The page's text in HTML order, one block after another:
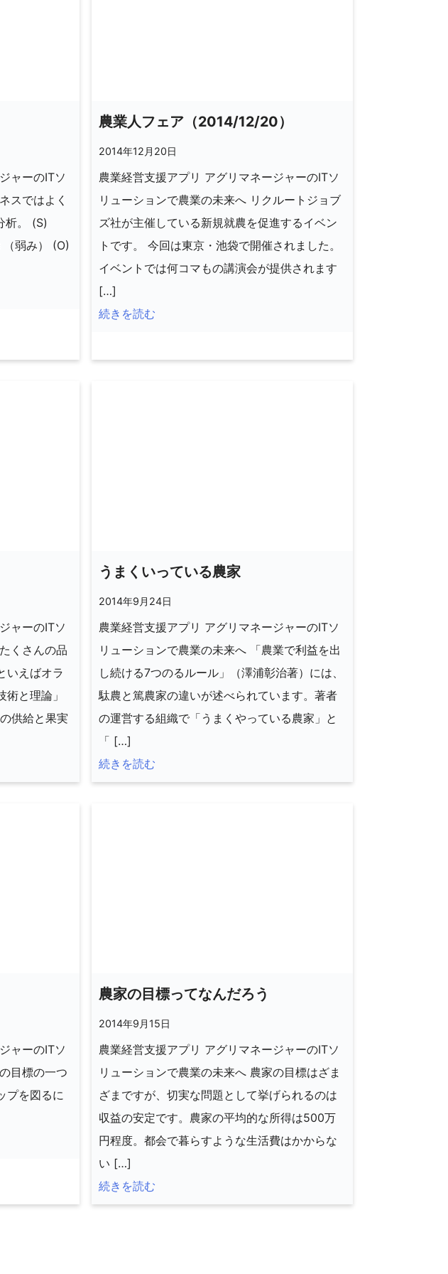
ャーのITソ
スではよく
析。 (S)
弱み） (O)
農業人フェア（2014/12/20）
2014年12月20日
農業経営支援アプリ アグリマネージャーのITソ
リューションで農業の未来へ リクルートジョブ
ズ社が主催している新規就農を促進するイベン
トです。 今回は東京・池袋で開催されました。
イベントでは何コマもの講演会が提供されます
[…]
続きを読む
ャーのITソ
くさんの品
いえばオラ
と理論」
供給と果実
うまくいっている農家
2014年9月24日
農業経営支援アプリ アグリマネージャーのITソ
リューションで農業の未来へ 「農業で利益を出
し続ける7つのるルール」（澤浦彰治著）には、
駄農と篤農家の違いが述べられています。著者
の運営する組織で「うまくやっている農家」と
「 […]
続きを読む
ャーのITソ
目標の一つ
プを図るに
農家の目標ってなんだろう
2014年9月15日
農業経営支援アプリ アグリマネージャーのITソ
リューションで農業の未来へ 農家の目標はざま
ざまですが、切実な問題として挙げられるのは
収益の安定です。農家の平均的な所得は500万
円程度。都会で暮らすような生活費はかからな
い […]
続きを読む